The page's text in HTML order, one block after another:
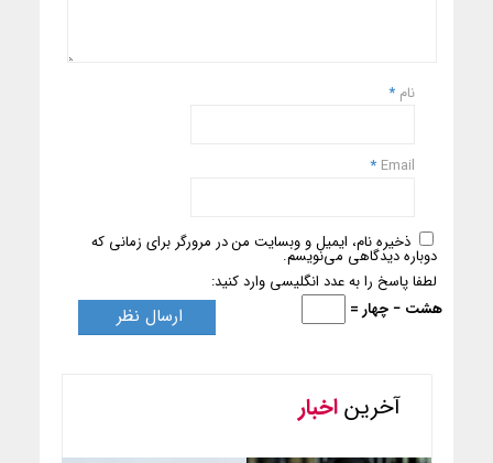
نام *
Email
*
ذخیره نام، ایمیل و وبسایت من در مرورگر برای زمانی که
دوباره دیدگاهی می‌نویسم.
لطفا پاسخ را به عدد انگلیسی وارد کنید:
هشت − چهار =
آخریناخبار